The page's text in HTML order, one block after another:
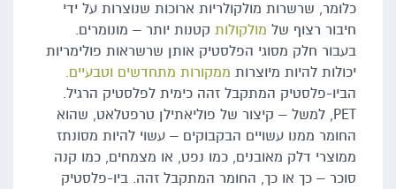
כלומר, שרשרות מולקולריות ארוכות שנוצרות על ידי
חיבור רצוף של מולקולות קטנות יותר – מונומרים.
בעבור חלק מסוגי הפלסטיק אותן שרשראות פולימריות
יכולות להיות מיוצרות ממקורות מתחדשים וטבעיים.
הביו-פלסטיק המתקבל זהה כימית לפלסטיק הרגיל.
PET, למשל – קיצור של פוליאתילן טרפטלאט, שהוא
החומר ממנו עשויים הבקבוקים – עשוי להיות מסונתז
ממוצרי דלק מאובנים, כמו נפט, או מצמחים, כמו קנה
סוכר – כך או כך, החומר המתקבל זהה. ביו-פלסטיק